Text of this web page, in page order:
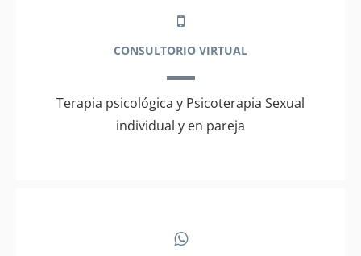
CONSULTORIO VIRTUAL
Terapia psicológica y Psicoterapia Sexual
individual y en pareja